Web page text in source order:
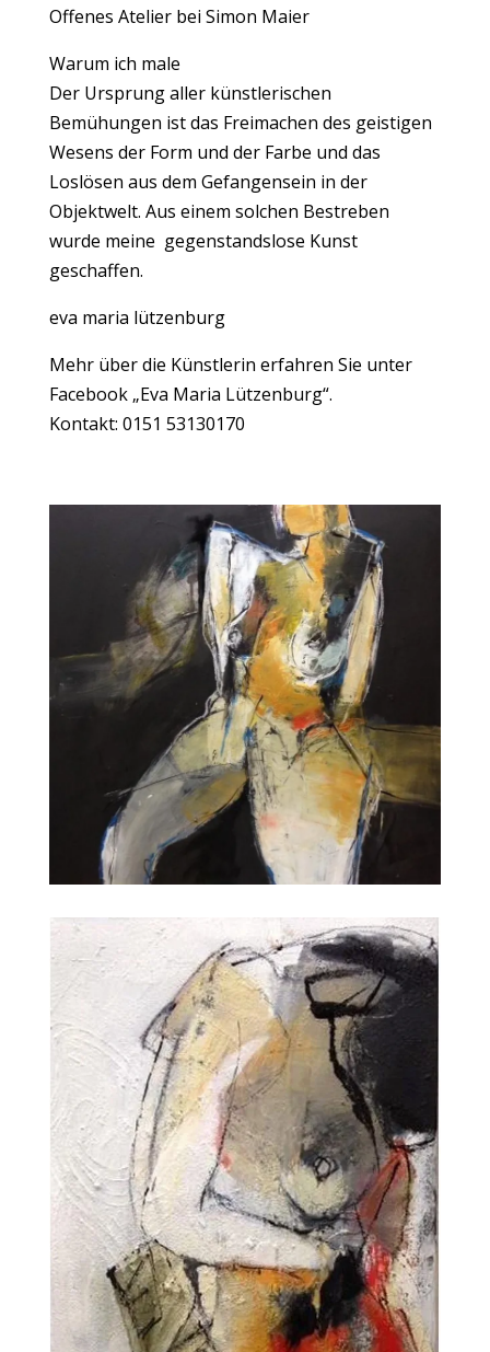
Offenes Atelier bei Simon Maier
Warum ich male
Der Ursprung aller künstlerischen
Bemühungen ist das Freimachen des geistigen
Wesens der Form und der Farbe und das
Loslösen aus dem Gefangensein in der
Objektwelt. Aus einem solchen Bestreben
wurde meine gegenstandslose Kunst
geschaffen.
eva maria lützenburg
Mehr über die Künstlerin erfahren Sie unter
Facebook „Eva Maria Lützenburg“.
Kontakt: 0151 53130170